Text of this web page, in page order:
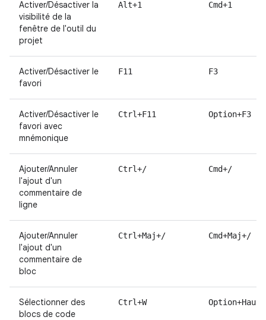
Activer/Désactiver la
visibilité de la
fenêtre de l'outil du
projet
Alt+1 Cmd+1
Activer/Désactiver le
favori
F11 F3
Activer/Désactiver le
favori avec
mnémonique
Ctrl+F11 Option+F3
Ajouter/Annuler
l'ajout d'un
commentaire de
ligne
Ctrl+/ Cmd+/
Ajouter/Annuler
l'ajout d'un
commentaire de
bloc
Ctrl+Maj+/ Cmd+Maj+/
Sélectionner des
blocs de code
Ctrl+W Option+Haut